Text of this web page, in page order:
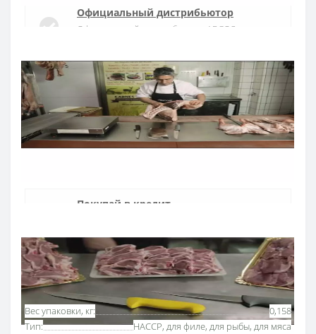
Основные характеристики Все характеристики
Вес упаковки, кг:
0,158
Тип:
HACCP, для филе, для рыбы, для мяса
Официальный дистрибьютор
Официальный дистрибьютор ARCOS в
Быстрая доставка
Доставка в течении 1-3 дней по Украине
Гарантия качества
Покупай в кредит